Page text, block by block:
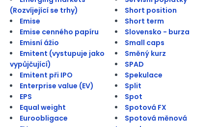
(Rozvíjející se trhy)
Emise
Emise cenného papíru
Emisní ážio
Emitent (vystupuje jako
vypůjčující)
Emitent při IPO
Enterprise value (EV)
EPS
Equal weight
Euroobligace
Short position
Short term
Slovensko - burza
Small caps
Směný kurz
SPAD
Spekulace
Split
Spot
Spotová FX
Spotová měnová